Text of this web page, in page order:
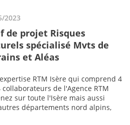
2023
de projet Risques
spécialisé Mvts de
et Aléas
RTM Isère qui comprend 4
de l'Agence RTM
sur toute l'Isère mais aussi
départements nord alpins,